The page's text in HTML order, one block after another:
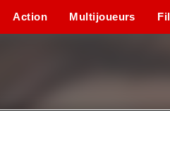
Action Multijoueurs